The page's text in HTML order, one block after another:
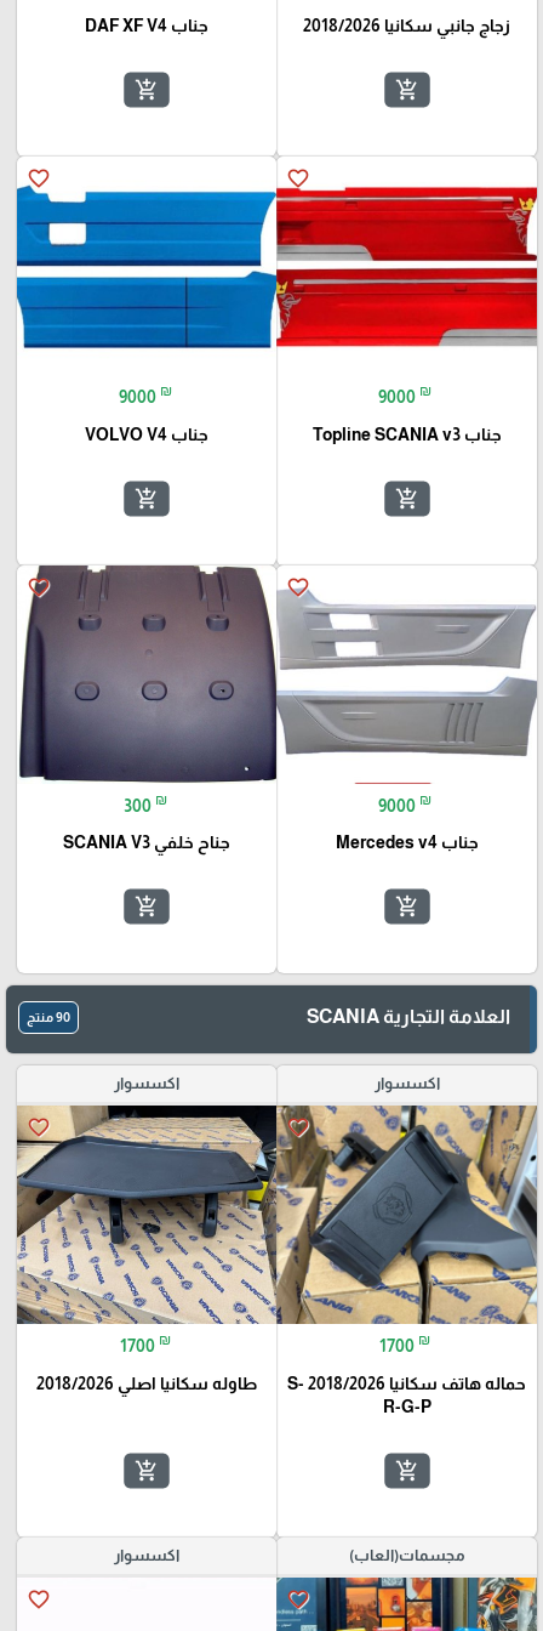
زجاج جانبي سكانيا 2018/2026
add_shopping_cart
جناب DAF XF V4
add_shopping_cart
favorite_border
9000 ₪
جناب Topline SCANIA v3
add_shopping_cart
favorite_border
9000 ₪
جناب VOLVO V4
add_shopping_cart
favorite_border
9000 ₪
جناب Mercedes v4
add_shopping_cart
favorite_border
300 ₪
جناح خلفي SCANIA V3
add_shopping_cart
العلامة التجارية SCANIA 90 منتج
اكسسوار
favorite_border
1700 ₪
حماله هاتف سكانيا 2018/2026 S-
R-G-P
add_shopping_cart
اكسسوار
favorite_border
1700 ₪
طاوله سكانيا اصلي 2018/2026
add_shopping_cart
مجسمات(العاب)
favorite_border
اكسسوار
favorite_border